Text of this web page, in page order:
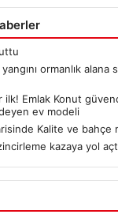
ormanlık alana
ilk! Emlak Konut
ev modeli
Kalite ve bahçe
kazaya yol